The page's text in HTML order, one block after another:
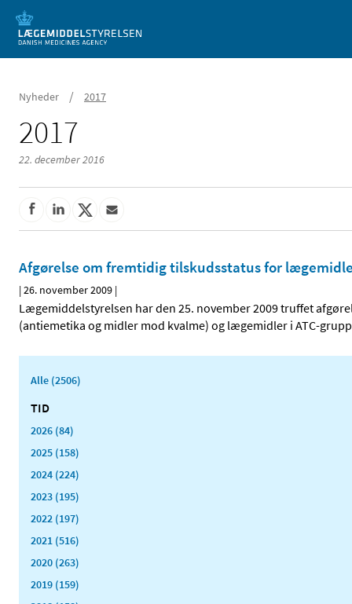
Mobil visning
Nyheder / 2017
2017
22. december 2016
Afgørelse om fremtidig tilskudsstatus for
|26. november 2009 |
Lægemiddelstyrelsen har den 25. november 2009 truffet
(antiemetika og midler mod kvalme) og lægemidler i ATC-
Alle (2506)
TID
2026 (84)
2025 (158)
2024 (224)
2023 (195)
2022 (197)
2021 (516)
2020 (263)
2019 (159)